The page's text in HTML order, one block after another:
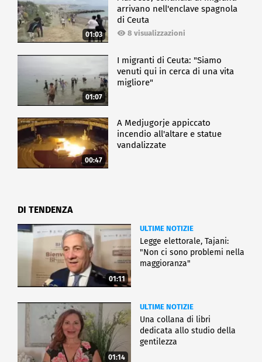
01:03
arrivano nell'enclave spagnola
di Ceuta
8 visualizzazioni
01:07
I migranti di Ceuta: "Siamo
venuti qui in cerca di una vita
migliore"
00:47
A Medjugorje appiccato
incendio all'altare e statue
vandalizzate
DI TENDENZA
01:11
ULTIME NOTIZIE
Legge elettorale, Tajani:
"Non ci sono problemi nella
maggioranza"
01:14
ULTIME NOTIZIE
Una collana di libri
dedicata allo studio della
gentilezza